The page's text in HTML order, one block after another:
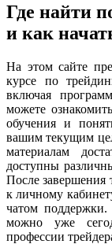
Где найти
и как
На этом сайте
курсе по
включая
можете
обучения и
вашим текущим
материалам
доступны
После завершения
к личному
чатом
можно уже
профессии